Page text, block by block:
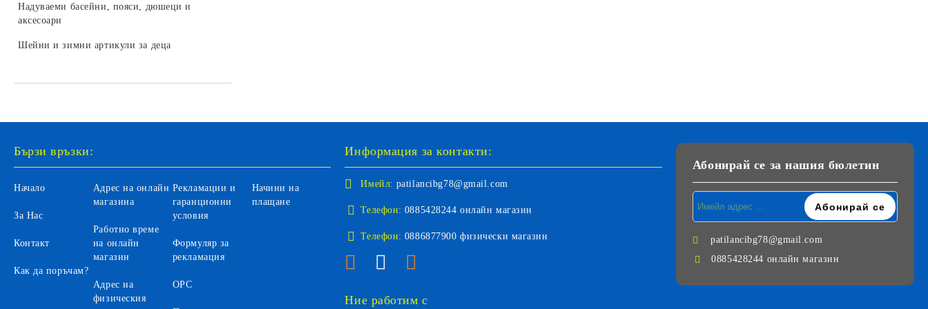
LEGO SONIC
LEGO DISNEY
LEGO Fortnite
LEGO Gabby's Dollhouse
Камиони за деца
Селскостопански машини за деца
Трансформъри и роботи
Хоби модели за сглобяване
колекционери
Бебешки играчки за легло и колички
Играчки и залъгалки за бебета
бебета
Вани и аксесоари за къпане на
бебета
Бебешки гърнета и седалки
Аксесоари за баня и тоалетна
Детски инхалатори и термометри
Надуваеми басейни, пояси, дюшеци и
аксесоари
Шейни и зимни артикули за деца
Бързи връзки:
Начало
За Нас
Контакт
Как да поръчам?
Адрес на онлайн
магазина
Работно време
на онлайн
магазин
Адрес на
физическия
Рекламации и
гаранционни
условия
Формуляр за
рекламация
ОРС
Начини на
плащане
Информация за контакти:
Имейл: patilancibg78@gmail.com
Телефон: 0885428244 онлайн магазин
Телефон: 0886877900 физически магазин
Ние работим с
Абонирай се за нашия бюлетин
patilancibg78@gmail.com
0885428244 онлайн магазин